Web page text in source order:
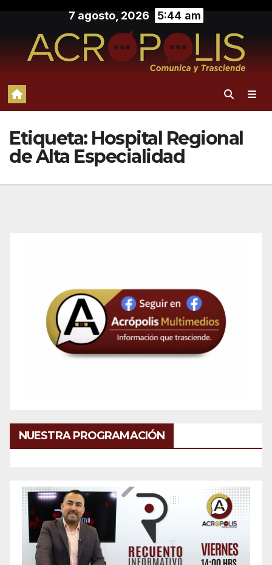
contenido
7 agosto, 2026 5:44 am
Etiqueta: Hospital Regional
de Alta Especialidad
NUESTRA PROGRAMACIÓN